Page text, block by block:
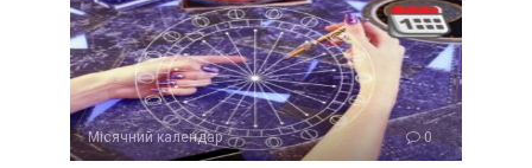
Місячний календар 0